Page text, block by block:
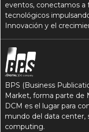
eventos, conectamos a
tecnológicos
Innovación y el
BPS (Business
Market, forma parte de
DCM es el lugar para
mundo del data center,
computing.